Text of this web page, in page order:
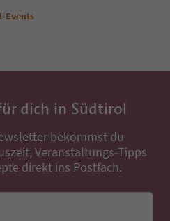
Events
dich in Südtirol
bekommst du
Veranstaltungs-Tipps
direkt ins Postfach.